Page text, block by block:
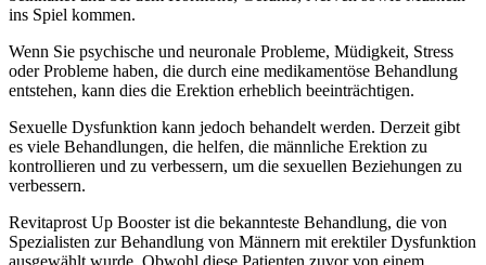
ins Spiel kommen.
Wenn Sie psychische und neuronale Probleme, Müdigkeit, Stress
oder Probleme haben, die durch eine medikamentöse Behandlung
entstehen, kann dies die Erektion erheblich beeinträchtigen.
Sexuelle Dysfunktion kann jedoch behandelt werden. Derzeit gibt
es viele Behandlungen, die helfen, die männliche Erektion zu
kontrollieren und zu verbessern, um die sexuellen Beziehungen zu
verbessern.
Revitaprost Up Booster ist die bekannteste Behandlung, die von
Spezialisten zur Behandlung von Männern mit erektiler Dysfunktion
ausgewählt wurde. Obwohl diese Patienten zuvor von einem